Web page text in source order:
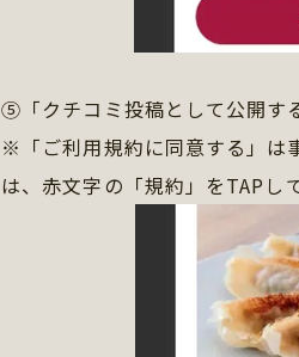
⑤「クチコミ投稿として公開す
※「ご利用規約に同意する」は
は、赤文字の「規約」をTAPし